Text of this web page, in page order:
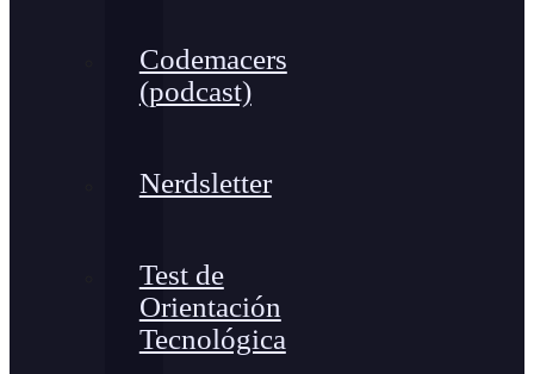
Codemacers
(podcast)
Nerdsletter
Test de
Orientación
Tecnológica